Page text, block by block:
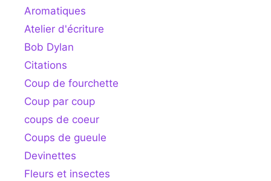
Aromatiques
Atelier d'écriture
Bob Dylan
Citations
Coup de fourchette
Coup par coup
coups de coeur
Coups de gueule
Devinettes
Fleurs et insectes